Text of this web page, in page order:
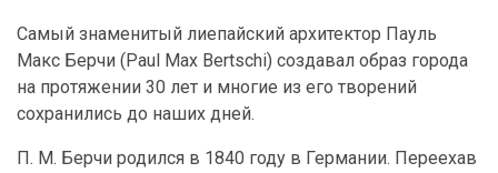
Самый знаменитый лиепайский архитектор Пауль
Макс Берчи (Paul Max Bertschi) создавал образ города
на протяжении 30 лет и многие из его творений
сохранились до наших дней.
П. М. Берчи родился в 1840 году в Германии. Переехав